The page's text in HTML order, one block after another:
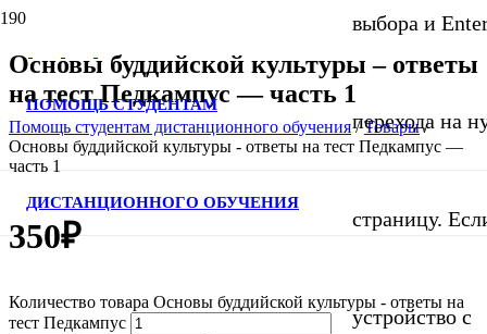
ПОМОЩЬ СТУДЕНТАМ
ДИСТАНЦИОННОГО ОБУЧЕНИЯ
выбора и
перехода на
страницу.
устройство с
Основы буддийской культуры – ответы
на тест Педкампус — часть 1
Помощь студентам дистанционного обучения/Товары/
Основы буддийской культуры - ответы на тест Педкампус —
часть 1
350₽
Количество товара Основы буддийской культуры - ответы на
тест Педкампус